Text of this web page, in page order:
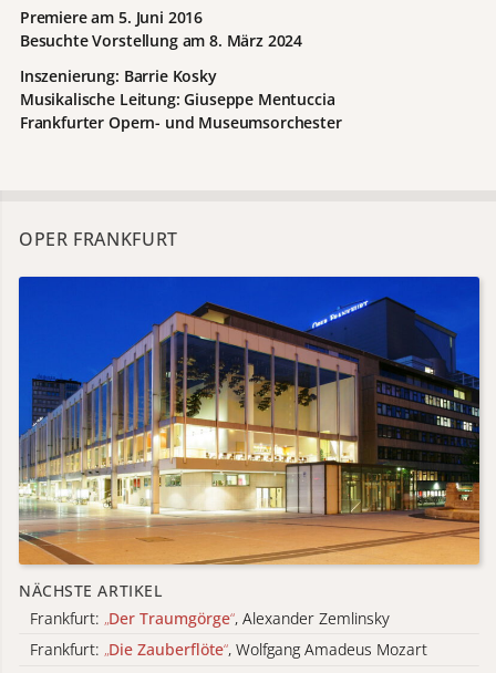
Premiere am 5. Juni 2016
Besuchte Vorstellung am 8. März 2024
Inszenierung: Barrie Kosky
Musikalische Leitung: Giuseppe Mentuccia
Frankfurter Opern- und Museumsorchester
OPER FRANKFURT
NÄCHSTE ARTIKEL
Frankfurt: „Der Traumgörge“, Alexander Zemlinsky
Frankfurt: „Die Zauberflöte“, Wolfgang Amadeus Mozart